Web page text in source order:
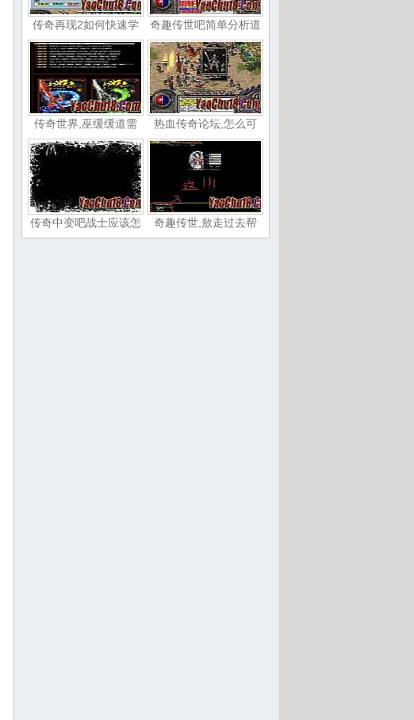
传奇再现2如何快速学 奇趣传世吧简单分析道
传奇世界,巫缓缓道需 热血传奇论坛,怎么可
传奇中变吧战士应该怎 奇趣传世,敖走过去帮